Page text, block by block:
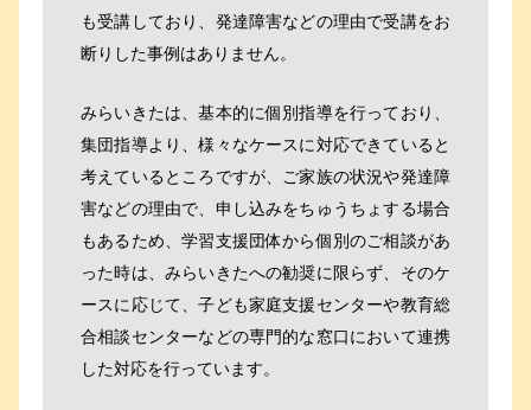
も受講しており、発達障害などの理由で受講をお
断りした事例はありません。
みらいきたは、基本的に個別指導を行っており、
集団指導より、様々なケースに対応できていると
考えているところですが、ご家族の状況や発達障
害などの理由で、申し込みをちゅうちょする場合
もあるため、学習支援団体から個別のご相談があ
った時は、みらいきたへの勧奨に限らず、そのケ
ースに応じて、子ども家庭支援センターや教育総
合相談センターなどの専門的な窓口において連携
した対応を行っています。